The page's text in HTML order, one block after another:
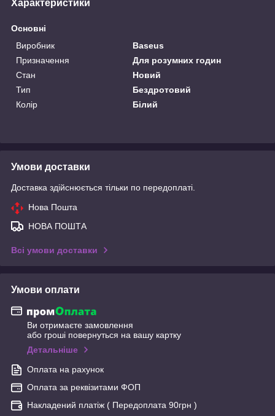
Характеристики
Основні
Виробник
Baseus
Призначення
Для розумних годин
Стан
Новий
Тип
Бездротовий
Колір
Білий
Умови доставки
Доставка здійснюється тільки по передоплаті.
Нова Пошта
НОВА ПОШТА
Всі умови доставки
Умови оплати
Ви отримаєте замовлення
або гроші повернуться на вашу картку
Детальніше
Оплата на рахунок
Оплата за реквізитами ФОП
Накладений платіж ( Передоплата 90грн )